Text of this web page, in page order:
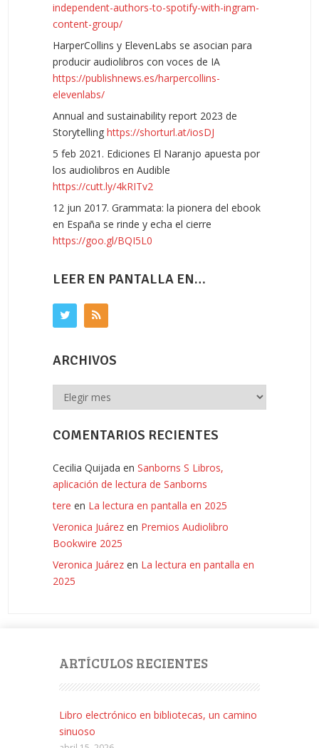
independent-authors-to-spotify-with-ingram-
content-group/
HarperCollins y ElevenLabs se asocian para
producir audiolibros con voces de IA
https://publishnews.es/harpercollins-
elevenlabs/
Annual and sustainability report 2023 de
Storytelling https://shorturl.at/iosDJ
5 feb 2021. Ediciones El Naranjo apuesta por
los audiolibros en Audible
https://cutt.ly/4kRITv2
12 jun 2017. Grammata: la pionera del ebook
en España se rinde y echa el cierre
https://goo.gl/BQI5L0
LEER EN PANTALLA EN…
ARCHIVOS
Archivos
COMENTARIOS RECIENTES
Cecilia Quijada en Sanborns S Libros,
aplicación de lectura de Sanborns
tere en La lectura en pantalla en 2025
Veronica Juárez en Premios Audiolibro
Bookwire 2025
Veronica Juárez en La lectura en pantalla en
2025
ARTÍCULOS RECIENTES
Libro electrónico en bibliotecas, un camino
sinuoso